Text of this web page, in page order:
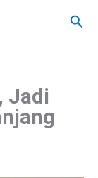
Cari
Jadi